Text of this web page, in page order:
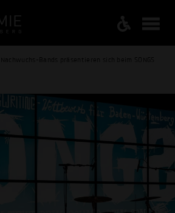
Bands präsentieren sich beim SONGS